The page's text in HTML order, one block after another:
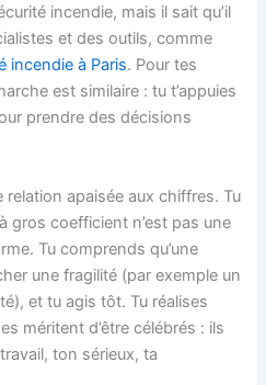
incendie, mais il sait qu’il
et des outils, comme
incendie à Paris. Pour tes
est similaire : tu t’appuies
prendre des décisions
apaisée aux chiffres. Tu
gros coefficient n’est pas une
Tu comprends qu’une
une fragilité (par exemple un
et tu agis tôt. Tu réalises
méritent d’être célébrés : ils
ton sérieux, ta